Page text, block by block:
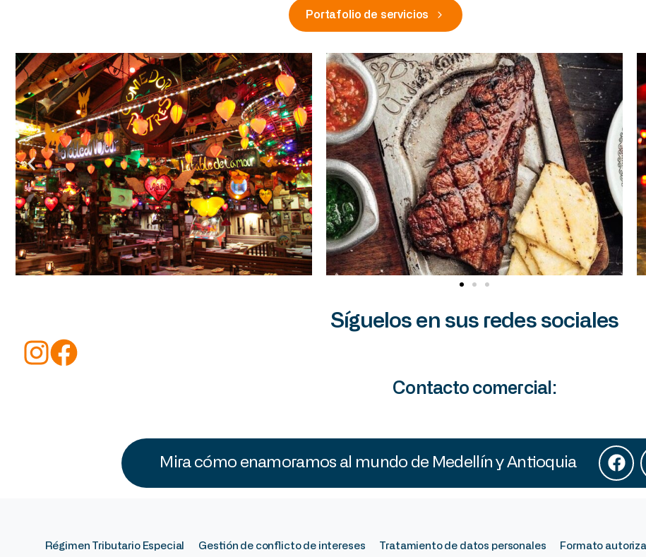
Portafolio de servicios
Síguelos en sus redes sociales
Contacto comercial:
Mira cómo enamoramos al mundo de Medellín y Antioquia
Régimen Tributario Especial Gestión de conflicto de intereses Tratamiento de datos personales Formato